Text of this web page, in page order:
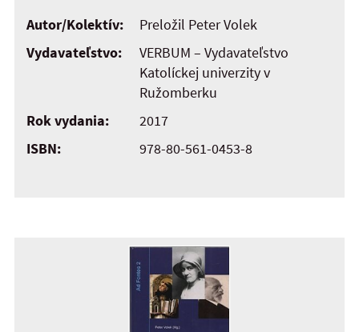
Autor/Kolektív:
Preložil Peter Volek
Vydavateľstvo:
VERBUM – Vydavateľstvo
Katolíckej univerzity v
Ružomberku
Rok vydania:
2017
ISBN:
978-80-561-0453-8